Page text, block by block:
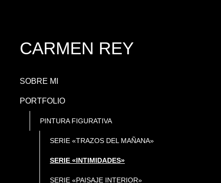
CARMEN REY
SOBRE MI
PORTFOLIO
PINTURA FIGURATIVA
SERIE «TRAZOS DEL MAÑANA»
SERIE «INTIMIDADES»
SERIE «PAISAJE INTERIOR»